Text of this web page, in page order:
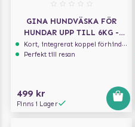
GINA HUNDVÄSKA FÖR
HUNDAR UPP TILL 6KG -
BLUSH
Kort, integrerat koppel förhindrar att hunden hoppar ur
Perfekt till resan
499 kr
Finns i Lager